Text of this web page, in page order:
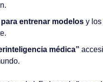
entrenar modelos y
médica”